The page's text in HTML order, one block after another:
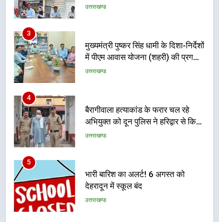
की हुई समीक्षा
उत्तराखण्ड
4
बैरागीवाला हत्याकांड के फरार चल रहे
अभियुक्त को दून पुलिस ने हरिद्वार से किया
गिरफ्तार
उत्तराखण्ड
5
भारी बारिश का अलर्ट! 6 अगस्त को
देहरादून में स्कूल बंद
उत्तराखण्ड
6
मुख्यमंत्री धामी की सुरक्षा प्राथमिकता:
सीसीटीवी, ड्रोन और स्वास्थ्य सेवाओं के
बीच शिवभक्तों के लिए बनाया सुरक्षित
उत्तराखण्ड